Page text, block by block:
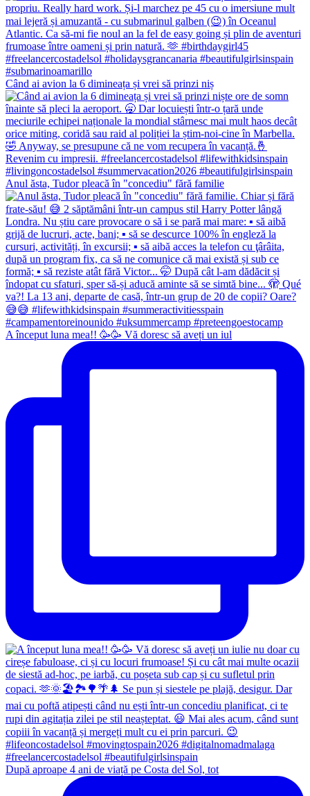
Când ai avion la 6 dimineața și vrei să prinzi niș
Anul ăsta, Tudor pleacă în "concediu" fără familie
A început luna mea!! 🥳🥳 Vă doresc să aveți un iul
După aproape 4 ani de viață pe Costa del Sol, tot